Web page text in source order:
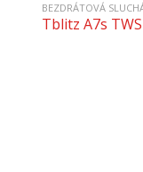
BEZDRÁTOVÁ
Tblitz A7s